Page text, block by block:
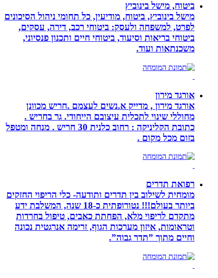
ביטוח, מישל בינוביץ
מישל בינוביץ, ביטוח, מודיעין, כל תחומי ניהול הסיכונים
לפרט, למשפחה ולעסק: ביטוחי רכב, דירה, עסקים,
ביטוחי בריאות וסיעוד, ביטוחי חיים ותכנון פנסיוני,
משכנתאות ועוד.
אורגד מירון
אורגד מירון , מדייק א.נשים לעצמם .חריש מכוונן
מחוללי שינוי לתכלית עיצובם הייחודי. גר בחריש .
כתובת הקליניקה : רחוב כלנית 30 חריש . מנחה ומטפל
בזום מכל מקום .
רפואת תדרים
מומחית לשילוב בין תדרים ותודעה- כלי הריפוי החזקים
ביותר בעולם!!! נטורופתית כ-18 שנה, המשלבת ידע
מתקדם לריפוי מלא, הפחתת כאבים, טיפול בחרדות
וטראומות, איזון מערכות הגוף, זרימה אנרגטית נכונה
וחיים מתוך ”תדר גבוה”.